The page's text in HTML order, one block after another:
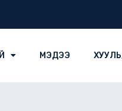
МЭДЭЭ